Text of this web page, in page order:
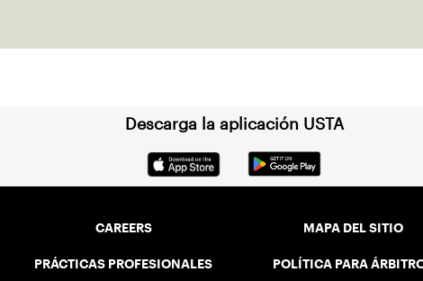
Descarga la aplicación USTA
CAREERS
PRÁCTICAS PROFESIONALES
MAPA DEL SITIO
POLÍTICA PARA